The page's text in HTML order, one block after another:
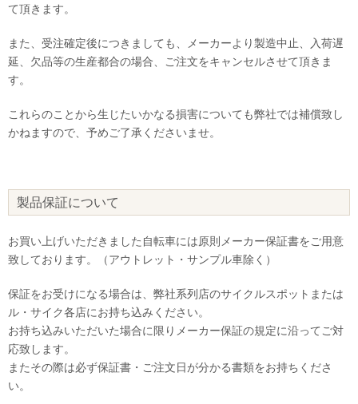
て頂きます。
また、受注確定後につきましても、メーカーより製造中止、入荷遅
延、欠品等の生産都合の場合、ご注文をキャンセルさせて頂きま
す。
これらのことから生じたいかなる損害についても弊社では補償致し
かねますので、予めご了承くださいませ。
製品保証について
お買い上げいただきました自転車には原則メーカー保証書をご用意
致しております。（アウトレット・サンプル車除く）
保証をお受けになる場合は、弊社系列店のサイクルスポットまたは
ル・サイク各店にお持ち込みください。
お持ち込みいただいた場合に限りメーカー保証の規定に沿ってご対
応致します。
またその際は必ず保証書・ご注文日が分かる書類をお持ちくださ
い。